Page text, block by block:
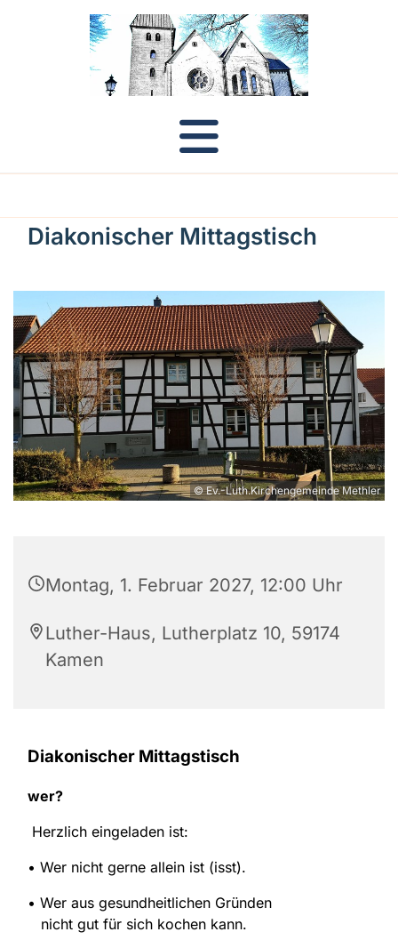
Diakonischer Mittagstisch
© Ev.-Luth.Kirchengemeinde Methler
Montag, 1. Februar 2027, 12:00 Uhr
Luther-Haus, Lutherplatz 10, 59174
Kamen
Diakonischer Mittagstisch
wer?
Herzlich eingeladen ist:
• Wer nicht gerne allein ist (isst).
• Wer aus gesundheitlichen Gründen
nicht gut für sich kochen kann.